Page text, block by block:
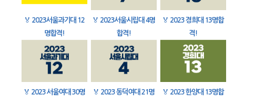
🏅 2023서울과기대 12
명합격!
🏅 2023서울시립대 4명
합격!
🏅 2023 경희대 13명합
격!
🏅 2023 서울여대 30명
🏅 2023 동덕여대 21명
🏅 2023 한양대 13명합